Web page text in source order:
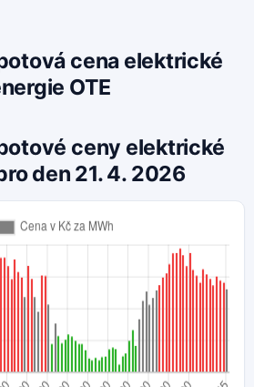
cena elektrické
OTE
ceny elektrické
den 21. 4. 2026